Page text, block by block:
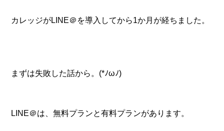
カレッジがLINE＠を導入してから1か月が経ちました。
まずは失敗した話から。(*ﾉωﾉ)
LINE＠は、無料プランと有料プランがあります。